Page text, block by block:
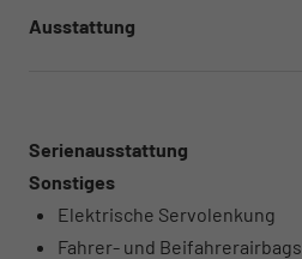
Ausstattung
Serienausstattung
Sonstiges
Elektrische Servolenkung
Fahrer- und Beifahrerairbags